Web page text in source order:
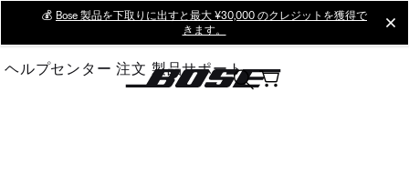
Main
💰 Bose 製品を下取りに出すと最大 ¥30,000 のクレジットを獲得で
きます。
ヘルプセンター 注文 製品サポート